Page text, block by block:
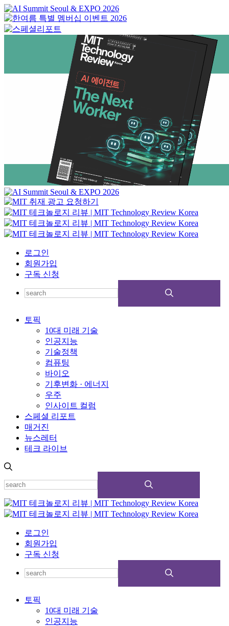
로그인
회원가입
구독 신청
토픽
10대 미래 기술
인공지능
기술정책
컴퓨팅
바이오
기후변화 · 에너지
우주
인사이트 컬럼
스페셜 리포트
매거진
뉴스레터
테크 라이브
로그인
회원가입
구독 신청
토픽
10대 미래 기술
인공지능